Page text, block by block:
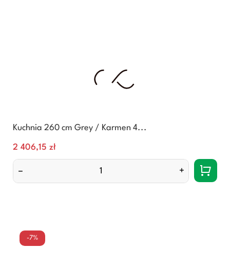
Kuchnia 260 cm Grey / Karmen 4...
Cena
2 406,15 zł
– +
-7%